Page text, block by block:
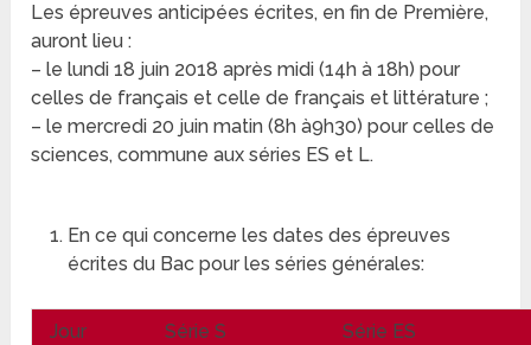
Les épreuves anticipées écrites, en fin de Première,
auront lieu :
– le lundi 18 juin 2018 après midi (14h à 18h) pour
celles de français et celle de français et littérature ;
– le mercredi 20 juin matin (8h à9h30) pour celles de
sciences, commune aux séries ES et L.
En ce qui concerne les dates des épreuves
écrites du Bac pour les séries générales:
Jour Série S Série ES